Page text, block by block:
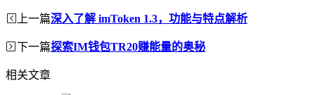
上一篇深入了解 imToken 1.3，功能与特点解析
下一篇探索IM钱包TR20赚能量的奥秘
相关文章